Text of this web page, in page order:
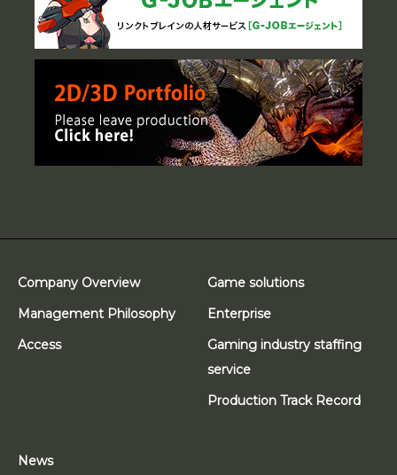
Company Overview
Management Philosophy
Access
Game solutions
Enterprise
Gaming industry staffing
service
Production Track Record
News